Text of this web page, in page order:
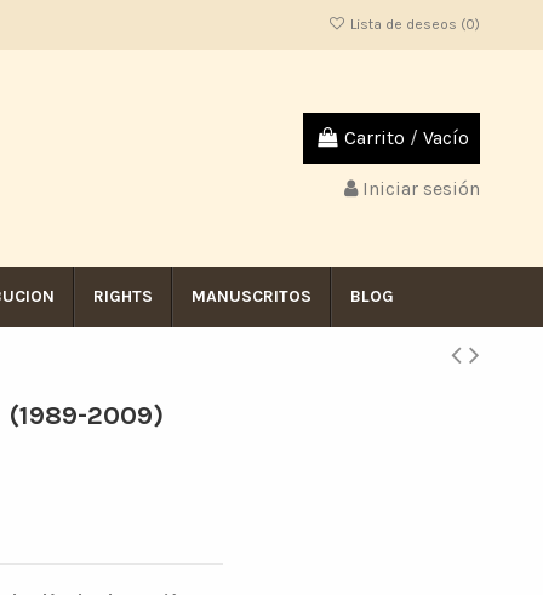
Lista de deseos (0)
Carrito / Vacío
Iniciar sesión
RIGHTS MANUSCRITOS BLOG
2009)